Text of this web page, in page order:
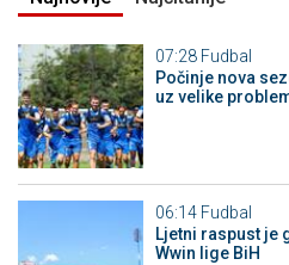
07:28 Fudbal
Počinje nova
uz velike
06:14 Fudbal
Ljetni raspust je
Wwin lige BiH